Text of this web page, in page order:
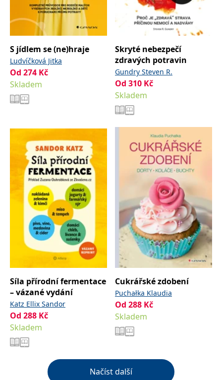
S jídlem se (ne)hraje
Ludvíčková Jitka
Od 274 Kč
Skladem
Skryté nebezpečí
zdravých potravin
Gundry Steven R.
Od 310 Kč
Skladem
Síla přírodní fermentace
– vázané vydání
Katz Ellix Sandor
Od 288 Kč
Skladem
Cukrářské zdobení
Puchałka Klaudia
Od 288 Kč
Skladem
Načíst další